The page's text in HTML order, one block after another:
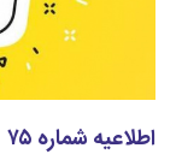
اطلاعیه شماره ۷۵